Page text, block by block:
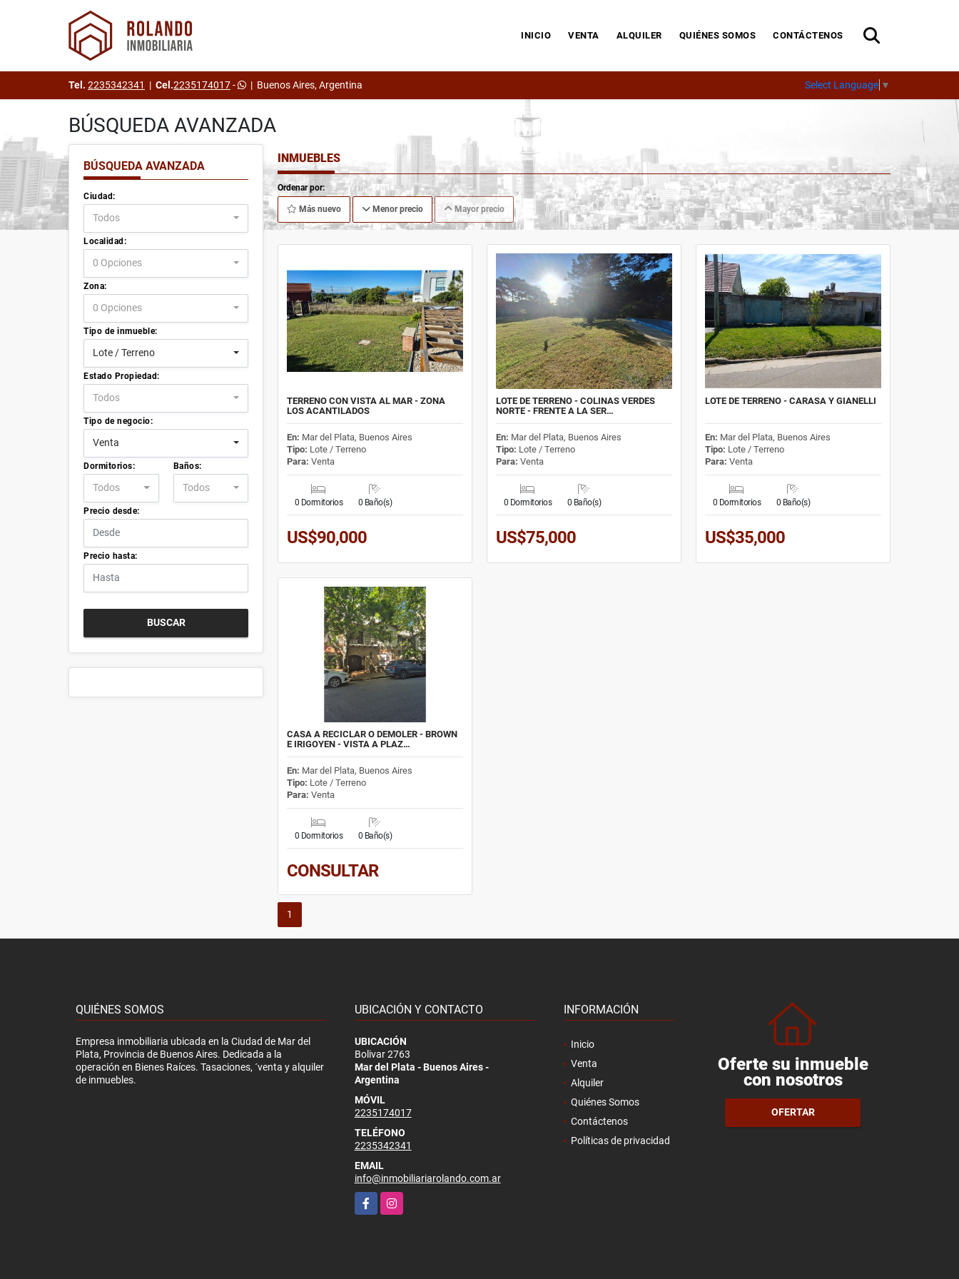
INICIO VENTA ALQUILER QUIÉNES SOMOS CONTÁCTENOS
Tel. 2235342341 | Cel.2235174017- | Buenos Aires, Argentina Select Language ▼
BÚSQUEDA AVANZADA
BÚSQUEDA AVANZADA
Ciudad:
Todos
Localidad:
0 Opciones
Zona:
0 Opciones
Tipo de inmueble:
Lote / Terreno
Estado Propiedad:
Todos
Tipo de negocio:
Venta
Dormitorios:
Todos
Baños:
Todos
Precio desde:
Precio hasta:
BUSCAR
INMUEBLES
Ordenar por:
Más nuevo Menor precio Mayor precio
TERRENO CON VISTA AL MAR - ZONA
LOS ACANTILADOS
En: Mar del Plata, Buenos Aires
Tipo: Lote / Terreno
Para: Venta
0 Dormitorios 0 Baño(s)
US$90,000
LOTE DE TERRENO - COLINAS VERDES
NORTE - FRENTE A LA SER…
En: Mar del Plata, Buenos Aires
Tipo: Lote / Terreno
Para: Venta
0 Dormitorios 0 Baño(s)
US$75,000
LOTE DE TERRENO - CARASA Y GIANELLI
En: Mar del Plata, Buenos Aires
Tipo: Lote / Terreno
Para: Venta
0 Dormitorios 0 Baño(s)
US$35,000
CASA A RECICLAR O DEMOLER - BROWN
E IRIGOYEN - VISTA A PLAZ…
En: Mar del Plata, Buenos Aires
Tipo: Lote / Terreno
Para: Venta
0 Dormitorios 0 Baño(s)
CONSULTAR
1
QUIÉNES SOMOS
Empresa inmobiliaria ubicada en la Ciudad de Mar del
Plata, Provincia de Buenos Aires. Dedicada a la
operación en Bienes Raíces. Tasaciones, ´venta y alquiler
de inmuebles.
UBICACIÓN Y CONTACTO
UBICACIÓN
Bolivar 2763
Mar del Plata - Buenos Aires -
Argentina
MÓVIL
2235174017
TELÉFONO
2235342341
EMAIL
info@inmobiliariarolando.com.ar
FacebookInstagram
INFORMACIÓN
Inicio
Venta
Alquiler
Quiénes Somos
Contáctenos
Políticas de privacidad
Oferte su inmueble
con nosotros
OFERTAR